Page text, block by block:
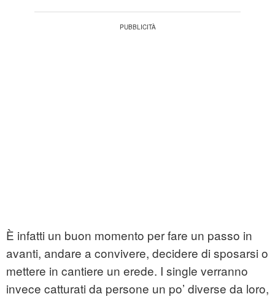
È infatti un buon momento per fare un passo in
avanti, andare a convivere, decidere di sposarsi o
mettere in cantiere un erede. I single verranno
invece catturati da persone un po’ diverse da loro,